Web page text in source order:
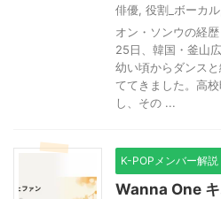
俳優 役割_ボーカル
オン・ソンウの経
25日、韓国・釜山
幼い頃からダンス
ててきました。高
し、その ...
K-POPメンバー解説
Wanna One